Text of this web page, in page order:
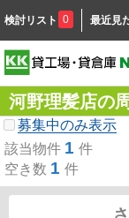
検討リスト 0 最近見
河野理髪店の
募集中のみ表示
該当物件 1 件
空き数 1 件